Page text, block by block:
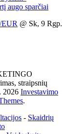
augo sparčiai
@ Sk, 9 Rgp.
straipsnių
2026 Investavimo
.
- Skaidrių